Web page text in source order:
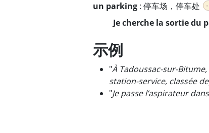
un parking : 停车场，停车处
Je cherche la sortie du
示例
"À Tadoussac-sur-
station-service, classée
"Je passe l’aspirateur